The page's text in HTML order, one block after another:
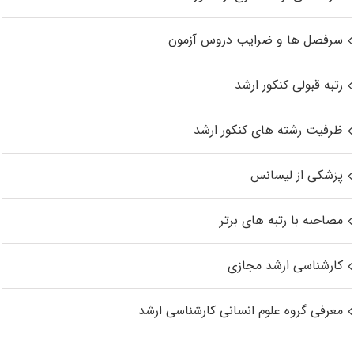
سرفصل ها و ضرایب دروس آزمون
رتبه قبولی کنکور ارشد
ظرفیت رشته های کنکور ارشد
پزشکی از لیسانس
مصاحبه با رتبه های برتر
کارشناسی ارشد مجازی
معرفی گروه علوم انسانی کارشناسی ارشد